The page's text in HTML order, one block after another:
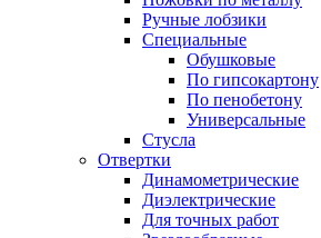
Ручные лобзики
Специальные
Обушковые
По гипсокартону
По пенобетону
Универсальные
Стусла
Отвертки
Динамометрические
Диэлектрические
Для точных работ